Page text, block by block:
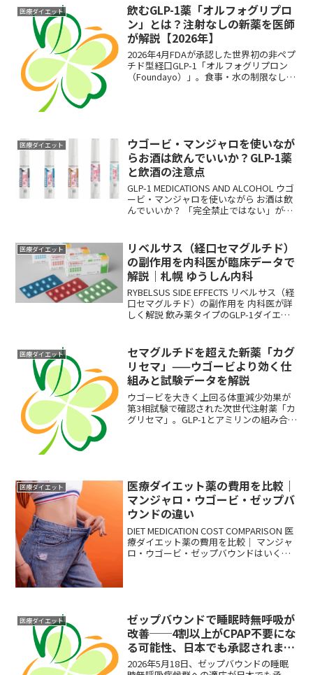
医療ダイエット
飲むGLP-1薬「オルフォグリプロ
ン」とは？注射なしの新薬を医師
が解説【2026年】
2026年4月FDAが承認した世界初の非ペプ
チド型経口GLP-1「オルフォグリプロン
（Foundayo）」。食事・水の制限なしで
医療ダイエット
ウゴービ・マンジャロを使いなが
らお酒は飲んでいいか？GLP-1薬
と飲酒の注意点
GLP-1 MEDICATIONS AND ALCOHOL ウゴ
ービ・マンジャロを使いながら お酒は飲
んでいいか？ 「完全禁止ではない」が正
（...
医療ダイエット
リベルサス（経口セマグルチド）
の副作用を内科医が臨床データで
解説｜札幌 ゆうしん内科
RYBELSUS SIDE EFFECTS リベルサス（経
口セマグルチド）の副作用を 内科医が詳
しく解説 飲み薬タイプのGLP-1ダイエッ
口セマグ...
医療ダイエット
セマグルチドを超えた新薬「カグ
リセマ」——ウゴービより効く仕
組みと試験データを解説
ウゴービを大きく上回る体重減少効果が
第3相試験で確認された次世代注射薬「カ
グリセマ」。GLP-1とアミリンの組み合わ
医療ダイエット
医療ダイエット薬の費用を比較｜
マンジャロ・ウゴービ・ゼップバ
ウンドの違い
DIET MEDICATION COST COMPARISON 医
療ダイエット薬の費用を比較｜ マンジャ
ロ・ウゴービ・ゼップバウンドはいくら
医療ダイエット
ゼップバウンドで睡眠時無呼吸が
改善──4割以上がCPAP不要にな
る可能性、日本でも承認されまし
た
2026年5月18日、ゼップバウンドの睡眠